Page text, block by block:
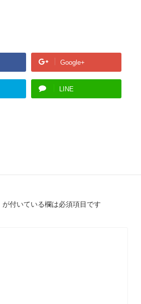
Google+
LINE
が付いている欄は必須項目です